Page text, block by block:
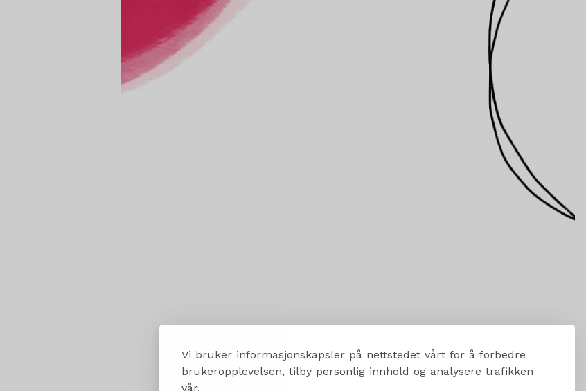
Vi bruker informasjonskapsler på nettstedet vårt for å forbedre
brukeropplevelsen, tilby personlig innhold og analysere trafikken
vår.